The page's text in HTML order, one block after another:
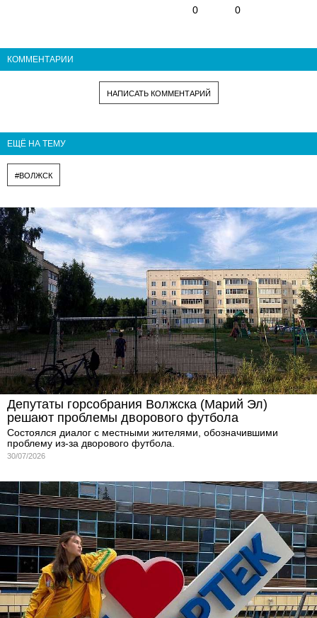
0 0
КОММЕНТАРИИ
НАПИСАТЬ КОММЕНТАРИЙ
ЕЩЁ НА ТЕМУ
#ВОЛЖСК
Депутаты горсобрания Волжска (Марий Эл)
решают проблемы дворового футбола
Состоялся диалог с местными жителями, обозначившими
проблему из-за дворового футбола.
30/07/2026